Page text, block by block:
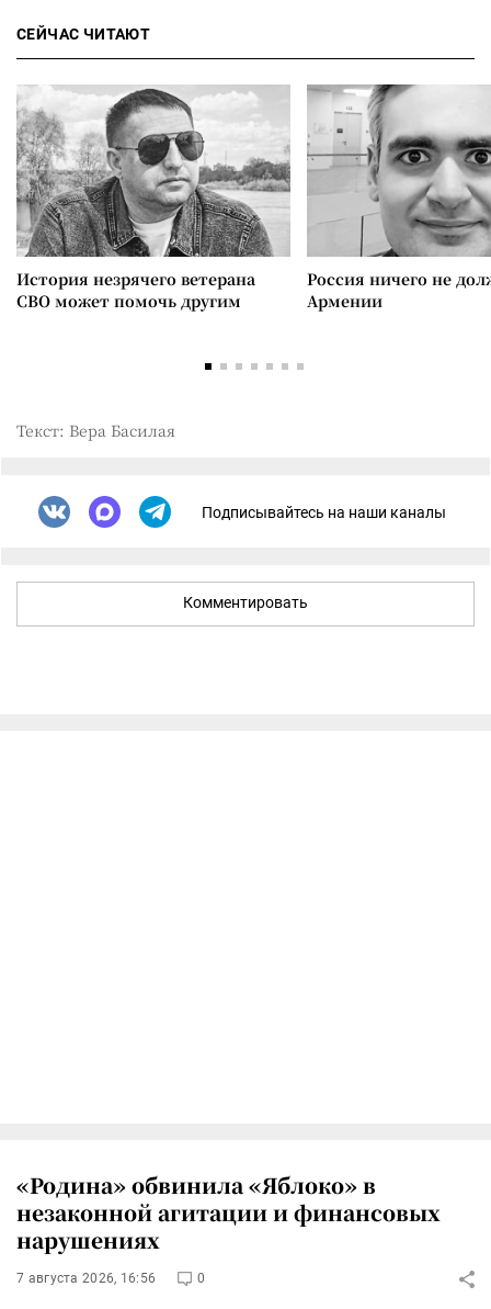
СЕЙЧАС ЧИТАЮТ
История незрячего ветерана
СВО может помочь другим
Россия ничего не
Армении
Текст: Вера Басилая
Подписывайтесь на наши каналы
Комментировать
«Родина» обвинила «Яблоко» в
незаконной агитации и финансовых
нарушениях
7 августа 2026, 16:56 0